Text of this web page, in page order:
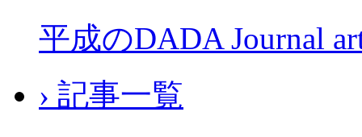
平成のDADA Journal
› 記事一覧